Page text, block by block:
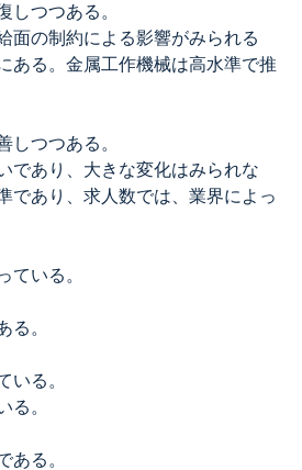
しつつある。
面の制約による影響がみられる
ある。金属工作機械は高水準で推
しつつある。
であり、大きな変化はみられな
であり、求人数では、業界によっ
ている。
る。
いる。
る。
ある。